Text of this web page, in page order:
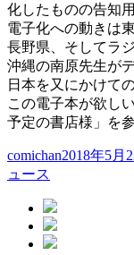
化したものの告知用
電子化への動きは
長野県、そしてラ
沖縄の南原先生が
日本を又にかけて
この電子本が欲し
予定の書店様」を
投
稿
comichan投
2018年5月
ュース